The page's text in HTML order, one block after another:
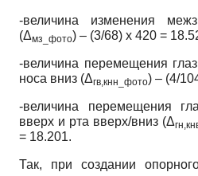
-величина изменения
(Δмз_фото) – (3/68) х 420 =
-величина перемещения
носа вниз (Δгв,кнн_фото) – (4/
-величина перемещения
вверх и рта вверх/вниз (Δ
= 18.201.
Так, при создании